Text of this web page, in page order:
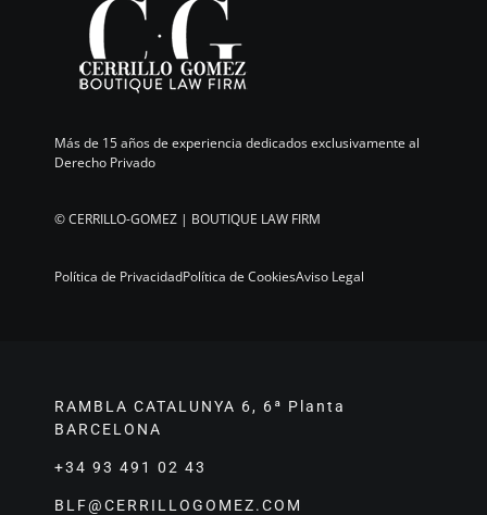
Más de 15 años de experiencia dedicados exclusivamente al
Derecho Privado
©CERRILLO-GOMEZ | BOUTIQUE LAW FIRM
Política de PrivacidadPolítica de CookiesAviso Legal
RAMBLA CATALUNYA 6, 6ª Planta
BARCELONA
+34 93 491 02 43
BLF@CERRILLOGOMEZ.COM